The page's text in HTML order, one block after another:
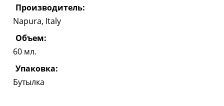
Производитель:
Napura, Italy
Объем:
60 мл.
Упаковка:
Бутылка